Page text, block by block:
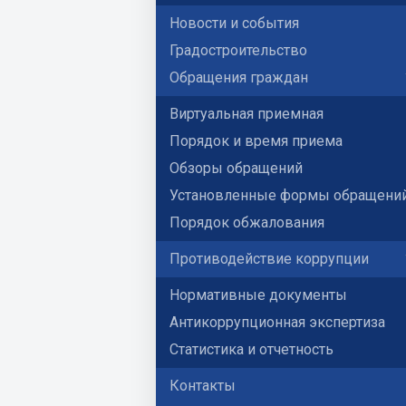
Новости и события
Градостроительство
Обращения граждан
Виртуальная приемная
Порядок и время приема
Обзоры обращений
Установленные формы
Порядок обжалования
Противодействие коррупции
Нормативные документы
Антикоррупционная экспертиза
Статистика и отчетность
Контакты